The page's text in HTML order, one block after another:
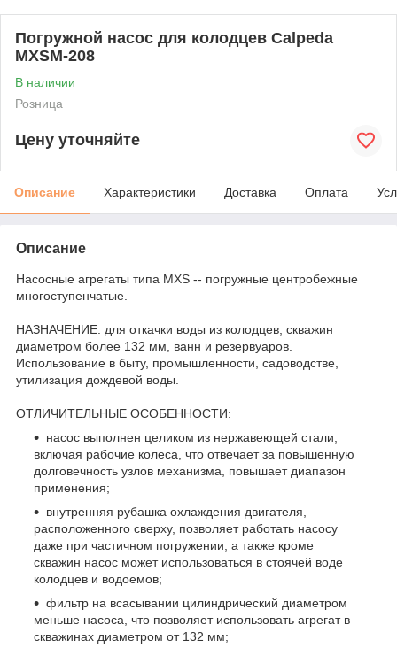
Погружной насос для колодцев Calpeda
MXSM-208
В наличии
Розница
Цену уточняйте
Описание Характеристики Доставка Оплата
Описание
Насосные агрегаты типа MXS -- погружные центробежные
многоступенчатые.
НАЗНАЧЕНИЕ: для откачки воды из колодцев, скважин
диаметром более 132 мм, ванн и резервуаров.
Использование в быту, промышленности, садоводстве,
утилизация дождевой воды.
ОТЛИЧИТЕЛЬНЫЕ ОСОБЕННОСТИ:
насос выполнен целиком из нержавеющей стали,
включая рабочие колеса, что отвечает за повышенную
долговечность узлов механизма, повышает диапазон
применения;
внутренняя рубашка охлаждения двигателя,
расположенного сверху, позволяет работать насосу
даже при частичном погружении, а также кроме
скважин насос может использоваться в стоячей воде
колодцев и водоемов;
фильтр на всасывании цилиндрический диаметром
меньше насоса, что позволяет использовать агрегат в
скважинах диаметром от 132 мм;